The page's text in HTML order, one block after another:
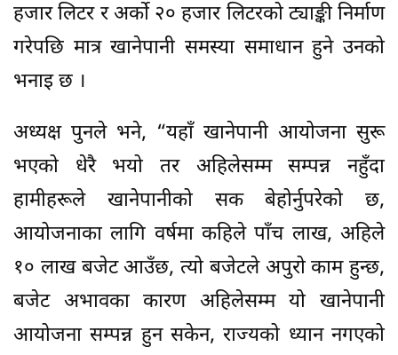
हजार लिटर र अर्को २० हजार लिटरको ट्याङ्की निर्माण
गरेपछि मात्र खानेपानी समस्या समाधान हुने उनको
भनाइ छ ।
अध्यक्ष पुनले भने, “यहाँ खानेपानी आयोजना सुरू
भएको धेरै भयो तर अहिलेसम्म सम्पन्न नहुँदा
हामीहरूले खानेपानीको सक बेहोर्नुपरेको छ,
आयोजनाका लागि वर्षमा कहिले पाँच लाख, अहिले
१० लाख बजेट आउँछ, त्यो बजेटले अपुरो काम हुन्छ,
बजेट अभावका कारण अहिलेसम्म यो खानेपानी
आयोजना सम्पन्न हुन सकेन, राज्यको ध्यान नगएको